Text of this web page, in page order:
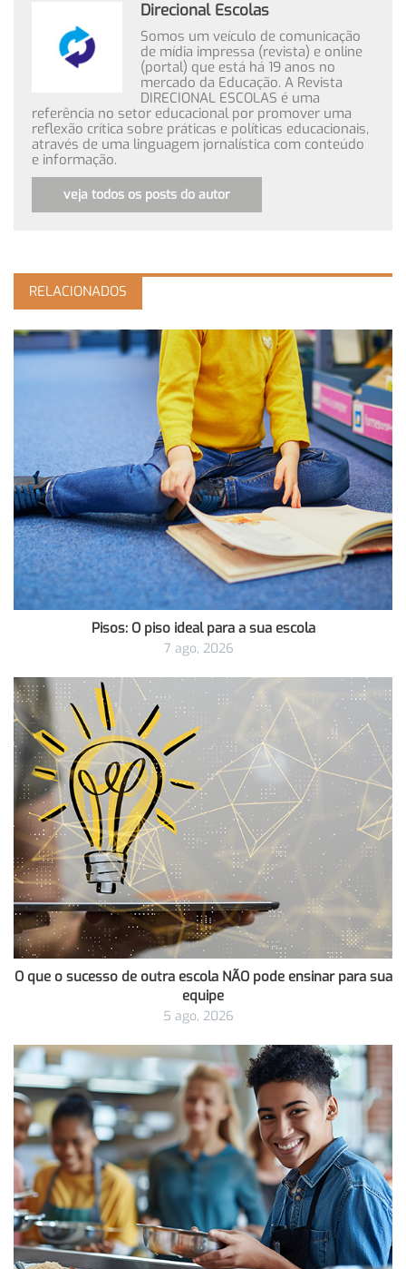
Direcional Escolas
Somos um veículo de comunicação
de mídia impressa (revista) e online
(portal) que está há 19 anos no
mercado da Educação. A Revista
DIRECIONAL ESCOLAS é uma
referência no setor educacional por promover uma
reflexão crítica sobre práticas e políticas educacionais,
através de uma linguagem jornalística com conteúdo
e informação.
veja todos os posts do autor
RELACIONADOS
Pisos: O piso ideal para a sua escola
7 ago, 2026
O que o sucesso de outra escola NÃO pode ensinar para sua
equipe
5 ago, 2026